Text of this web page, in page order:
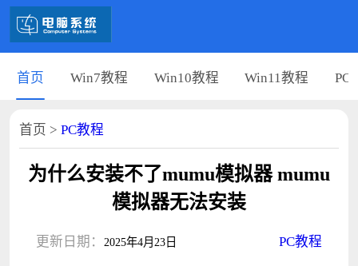
首页 Win7教程 Win10教程 Win11教程 PC
首页 > PC教程
为什么安装不了mumu模拟器 mumu
模拟器无法安装
更新日期： 2025年4月23日 PC教程